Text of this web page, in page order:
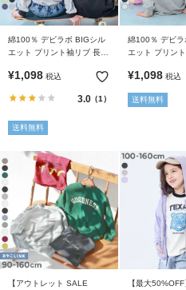
綿100％ デビラボ BIGシル
エット プリント袖リブ 長袖
¥1,098 税込
3.0（1）
送料無料
綿100％ デビ
エット プリント
¥1,098 税込
送料無料
【アウトレット SALE
【最大